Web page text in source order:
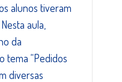
alunos tiveram
aula,
da
tema “Pedidos
diversas